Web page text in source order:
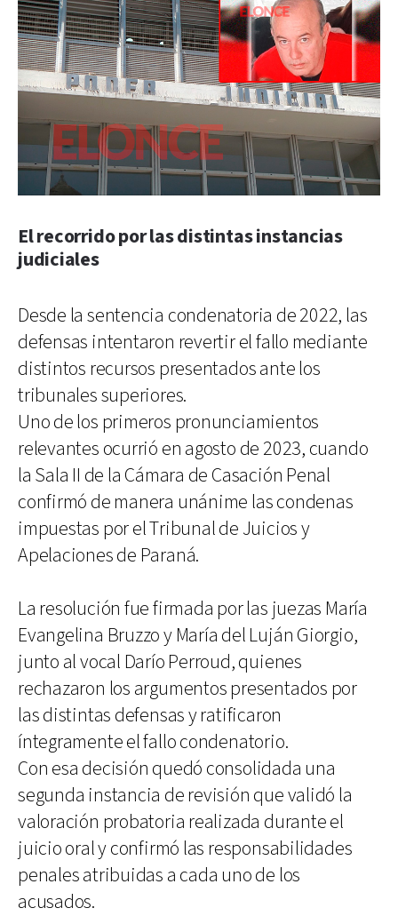
El recorrido por las distintas instancias
judiciales
Desde la sentencia condenatoria de 2022, las
defensas intentaron revertir el fallo mediante
distintos recursos presentados ante los
tribunales superiores.
Uno de los primeros pronunciamientos
relevantes ocurrió en agosto de 2023, cuando
la Sala II de la Cámara de Casación Penal
confirmó de manera unánime las condenas
impuestas por el Tribunal de Juicios y
Apelaciones de Paraná.
La resolución fue firmada por las juezas María
Evangelina Bruzzo y María del Luján Giorgio,
junto al vocal Darío Perroud, quienes
rechazaron los argumentos presentados por
las distintas defensas y ratificaron
íntegramente el fallo condenatorio.
Con esa decisión quedó consolidada una
segunda instancia de revisión que validó la
valoración probatoria realizada durante el
juicio oral y confirmó las responsabilidades
penales atribuidas a cada uno de los
acusados.